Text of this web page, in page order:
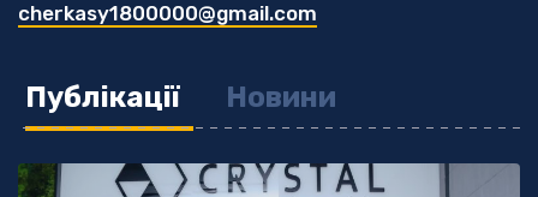
cherkasy1800000@gmail.com
Публікації Новини